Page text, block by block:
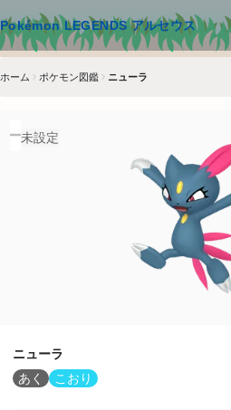
Pokémon LEGENDS アルセウス
メインコンテンツへスキップ
ホーム ポケモン図鑑 ニューラ
未設定
ニューラ
あく
こおり